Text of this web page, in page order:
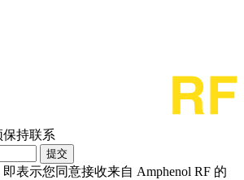
持联系
提交
表示您同意接收来自 Amphenol RF 的